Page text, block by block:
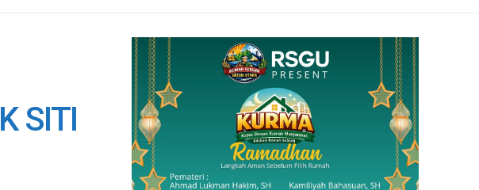
SITI